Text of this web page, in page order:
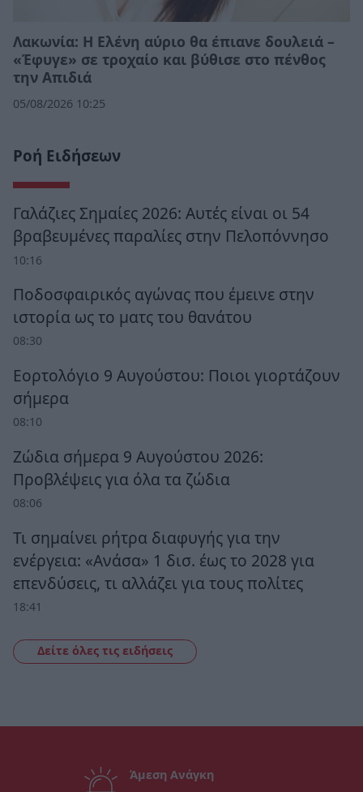
Λακωνία: Η Ελένη αύριο θα έπιανε δουλειά –
«Έφυγε» σε τροχαίο και βύθισε στο πένθος
την Απιδιά
05/08/2026 10:25
Ροή Ειδήσεων
Γαλάζιες Σημαίες 2026: Αυτές είναι οι 54
βραβευμένες παραλίες στην Πελοπόννησο
10:16
Ποδοσφαιρικός αγώνας που έμεινε στην
ιστορία ως το ματς του θανάτου
08:30
Εορτολόγιο 9 Αυγούστου: Ποιοι γιορτάζουν
σήμερα
08:10
Ζώδια σήμερα 9 Αυγούστου 2026:
Προβλέψεις για όλα τα ζώδια
08:06
Τι σημαίνει ρήτρα διαφυγής για την
ενέργεια: «Ανάσα» 1 δισ. έως το 2028 για
επενδύσεις, τι αλλάζει για τους πολίτες
18:41
Δείτε όλες τις ειδήσεις
Άμεση Ανάγκη